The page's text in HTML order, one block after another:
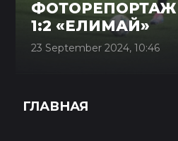
ФОТОРЕПОРТАЖ
1:2 «ЕЛИМАЙ»
23 September 2024, 10:46
ГЛАВНАЯ